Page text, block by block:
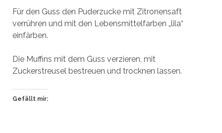
Für den Guss den Puderzucke mit Zitronensaft
verrühren und mit den Lebensmittelfarben „lila“
einfärben.
Die Muffins mit dem Guss verzieren, mit
Zuckerstreusel bestreuen und trocknen lassen.
Gefällt mir: